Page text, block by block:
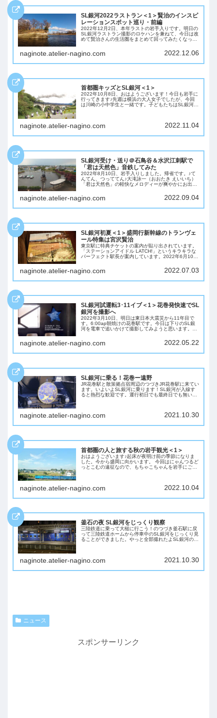
SL銀河2022ラストラン＜1＞賢治のインスピ
レーションスポット巡り・前編
2022年12月2日、本年ラストの岩手入りです。明日の
SL銀河ラストラン撮影のロケハンを兼ねて、今日は改
めて賢治さんの生活圏をまとめて回ってみたくなった
naginote.atelier-nagino.com 2022.12.06
首都圏キッズとSL銀河＜1＞
2022年10月8日、おはようございます！今日も岩手に
行ってきます♪先週は横浜の大人女子でしたが、今回
は川崎の小中学生と一緒です。子どもたちはSL銀河を
naginote.atelier-nagino.com 2022.11.04
SL銀河受け・送り＠石鳥谷＆水沢江刺駅で
「君は天然色」音鉄してみた
2022年8月10日、岩手入りしました。帰省です。♪て
んてん、つっててん♪大滝詠一（おおたき えいいち）
「君は天然色」の軽快なメロディーが爽やかにお出迎
で鉄道を楽しんだ様子を紹介します。
naginote.atelier-nagino.com 2022.09.04
SL銀河初夏＜1＞盛岡行新幹線のトランヴェ
ール特集は宮沢賢治
東京駅に特典チケットの案内が貼り出されています。
「ステーションアイドル LATCH!」というキラキラな
パーフェクト駅長が案内しています。2022年6月10
naginote.atelier-nagino.com 2022.07.03
SL銀河試運転3･11イブ＜1＞花巻発快速でSL
銀河を撮影へ
2022年3月10日、明日は東日本大震災から11年目で
す。6:00ap朝焼けの花巻駅です。今日は下りのSL銀
河を電車で追いかけて撮影してみようと思います。果
可能なのでしょうか？SL銀河を釜石...
naginote.atelier-nagino.com 2022.05.22
SL銀河に乗る！花巻ー遠野
JR花巻駅と散策拠点宿周辺のつづきJR花巻駅に来てい
ます。いよいよSL銀河に乗ります！SL銀河が入線す
ると熱烈な歓迎です。運行初日でも最終日でも無いの
naginote.atelier-nagino.com 2021.10.30
首都圏の人と旅する秋の岩手観光＜1＞
おはようございます♪起床が夜明け前の季節になりま
した。今から盛岡に向かいます。 今回はにゃんつるど
っとこむの遠征なので、もちゃこちゃんを岩手にご案
naginote.atelier-nagino.com 2022.10.04
釜石の夜 SL銀河をじっくり観察
三陸鉄道に乗って大槌に行こう！のつづき釜石駅に戻
って三陸鉄道ホームから停車中のSL銀河をじっくり見
ることができました。やっと全部撮れたよSL銀河の客
naginote.atelier-nagino.com 2021.10.30
ニュース
スポンサーリンク